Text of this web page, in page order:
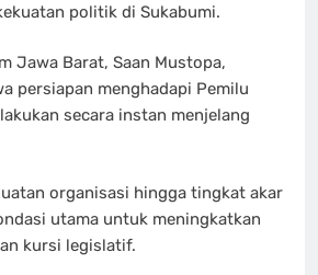
politik di Sukabumi.
Jawa Barat, Saan Mustopa,
persiapan menghadapi Pemilu
secara instan menjelang
organisasi hingga tingkat akar
utama untuk meningkatkan
kursi legislatif.